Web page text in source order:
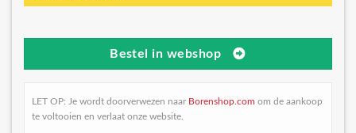
Bestel in webshop
LET OP: Je wordt doorverwezen naar Borenshop.com om de aankoop
te voltooien en verlaat onze website.